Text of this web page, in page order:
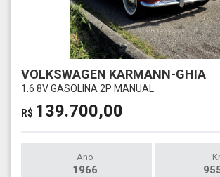
VOLKSWAGEN KARMANN-GHIA
1.6 8V GASOLINA 2P MANUAL
R$ 139.700,00
Ano
1966